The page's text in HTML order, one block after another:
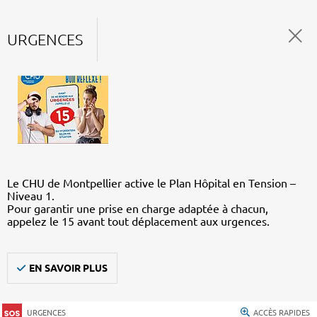
URGENCES
Le CHU de Montpellier active le Plan Hôpital en Tension –
Niveau 1.
Pour garantir une prise en charge adaptée à chacun,
appelez le 15 avant tout déplacement aux urgences.
EN SAVOIR PLUS
URGENCES ACCÈS RAPIDES